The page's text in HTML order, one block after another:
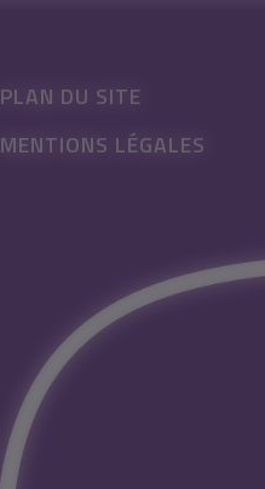
PLAN DU SITE
MENTIONS LÉGALES